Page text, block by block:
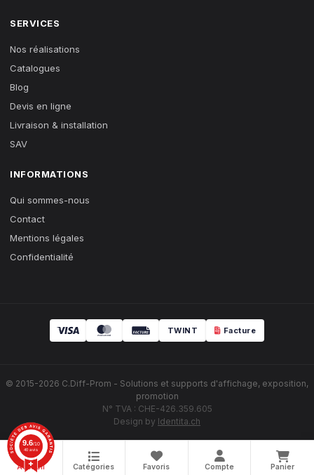
Accueil Catégories Favoris Compte Panier
SERVICES
Nos réalisations
Catalogues
Blog
Devis en ligne
Livraison & installation
SAV
INFORMATIONS
Qui sommes-nous
Contact
Mentions légales
Confidentialité
TWINT Facture
© 2015-2026 C.Diff-Prom - Solutions et supports d'affichage, exposition,
promotion
N° TVA : CHE-426.359.605
Design by Identita.ch
9.6/10
40 avis